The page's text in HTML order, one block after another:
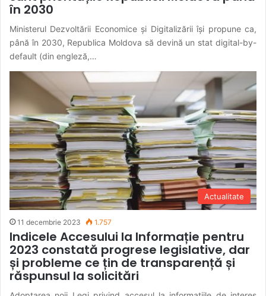
în 2030
Ministerul Dezvoltării Economice și Digitalizării își propune ca,
până în 2030, Republica Moldova să devină un stat digital-by-
default (din engleză,…
Actualitate
11 decembrie 2023 1.757
Indicele Accesului la Informație pentru
2023 constată progrese legislative, dar
și probleme ce țin de transparență și
răspunsul la solicitări